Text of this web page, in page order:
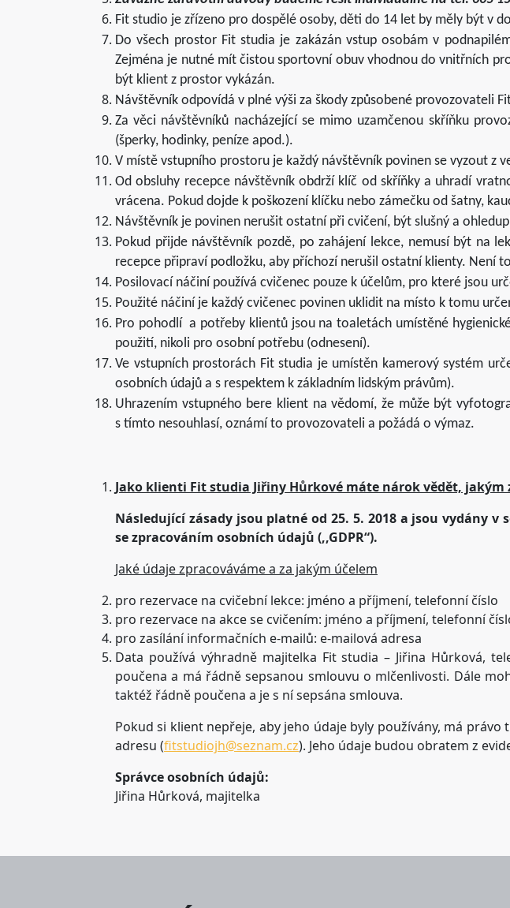
Fit studio je zřízeno pro dospělé osoby, děti do 14 let by měly být v
Do všech prostor Fit studia je zakázán vstup osobám v
Zejména je nutné mít čistou sportovní obuv vhodnou do vnitřních
být klient z prostor vykázán.
Návštěvník odpovídá v plné výši za škody způsobené provozovateli
Za věci návštěvníků nacházející se mimo uzamčenou skříňku
(šperky, hodinky, peníze apod.).
V místě vstupního prostoru je každý návštěvník povinen se vyzout
Od obsluhy recepce návštěvník obdrží klíč od skříňky a uhradí
vrácena. Pokud dojde k poškození klíčku nebo zámečku od šatny,
Návštěvník je povinen nerušit ostatní při cvičení, být slušný a
Pokud přijde návštěvník pozdě, po zahájení lekce, nemusí být na
recepce připraví podložku, aby příchozí nerušil ostatní klienty. Není
Posilovací náčiní používá cvičenec pouze k účelům, pro které jsou
Použité náčiní je každý cvičenec povinen uklidit na místo k tomu
Pro pohodlí a potřeby klientů jsou na toaletách umístěné
použití, nikoli pro osobní potřebu (odnesení).
Ve vstupních prostorách Fit studia je umístěn kamerový systém
osobních údajů a s respektem k základním lidským právům).
Uhrazením vstupného bere klient na vědomí, že může být
s tímto nesouhlasí, oznámí to provozovateli a požádá o výmaz.
Jako klienti Fit studia Jiřiny Hůrkové máte nárok vědět,
Následující zásady jsou platné od 25. 5. 2018 a jsou vydány
se zpracováním osobních údajů (,,GDPR“).
Jaké údaje zpracováváme a za jakým účelem
pro rezervace na cvičební lekce: jméno a příjmení, telefonní číslo
pro rezervace na akce se cvičením: jméno a příjmení, telefonní
pro zasílání informačních e-mailů: e-mailová adresa
Data používá výhradně majitelka Fit studia – Jiřina Hůrková,
poučena a má řádně sepsanou smlouvu o mlčenlivosti. Dále
taktéž řádně poučena a je s ní sepsána smlouva.
Pokud si klient nepřeje, aby jeho údaje byly používány, má
adresu (fitstudiojh@seznam.cz). Jeho údaje budou obratem z
Správce osobních údajů:
Jiřina Hůrková, majitelka